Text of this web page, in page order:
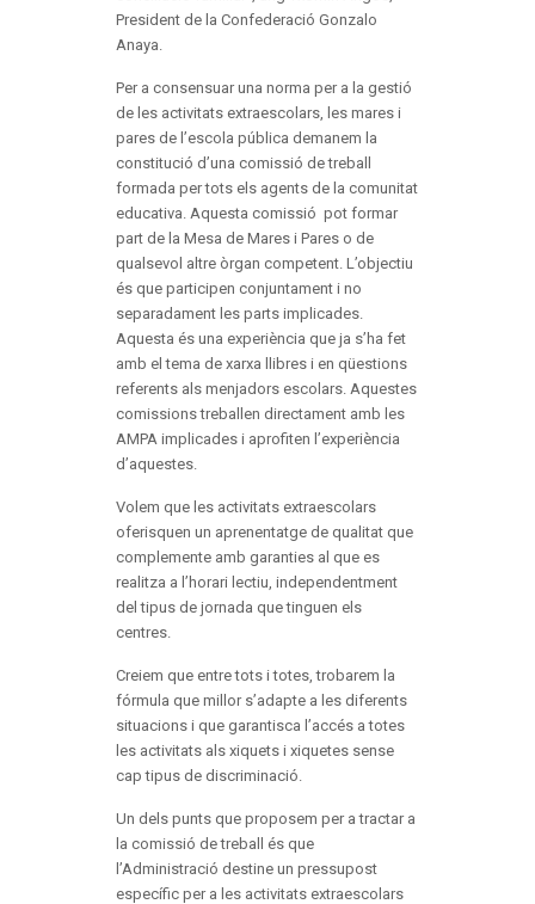
President de la Confederació Gonzalo
Anaya.
Per a consensuar una norma per a la gestió
de les activitats extraescolars, les mares i
pares de l’escola pública demanem la
constitució d’una comissió de treball
formada per tots els agents de la comunitat
educativa. Aquesta comissió pot formar
part de la Mesa de Mares i Pares o de
qualsevol altre òrgan competent. L’objectiu
és que participen conjuntament i no
separadament les parts implicades.
Aquesta és una experiència que ja s’ha fet
amb el tema de xarxa llibres i en qüestions
referents als menjadors escolars. Aquestes
comissions treballen directament amb les
AMPA implicades i aprofiten l’experiència
d’aquestes.
Volem que les activitats extraescolars
oferisquen un aprenentatge de qualitat que
complemente amb garanties al que es
realitza a l’horari lectiu, independentment
del tipus de jornada que tinguen els
centres.
Creiem que entre tots i totes, trobarem la
fórmula que millor s’adapte a les diferents
situacions i que garantisca l’accés a totes
les activitats als xiquets i xiquetes sense
cap tipus de discriminació.
Un dels punts que proposem per a tractar a
la comissió de treball és que
l’Administració destine un pressupost
específic per a les activitats extraescolars